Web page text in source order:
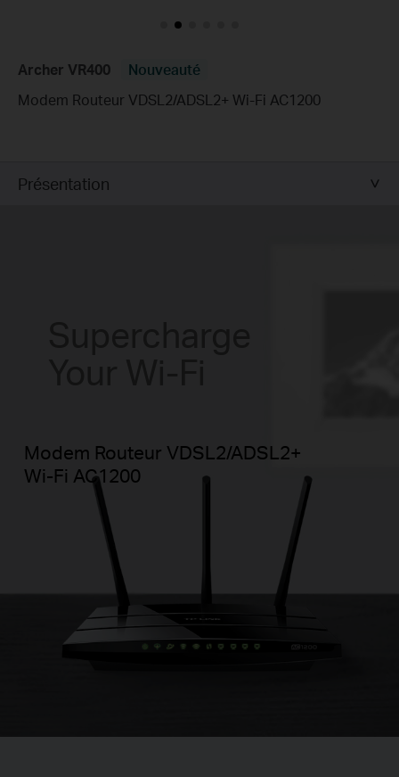
Archer VR400
Nouveauté
Modem Routeur VDSL2/ADSL2+ Wi-Fi AC1200
Présentation
Modem Routeur VDSL2/ADSL2+
Wi-Fi AC1200